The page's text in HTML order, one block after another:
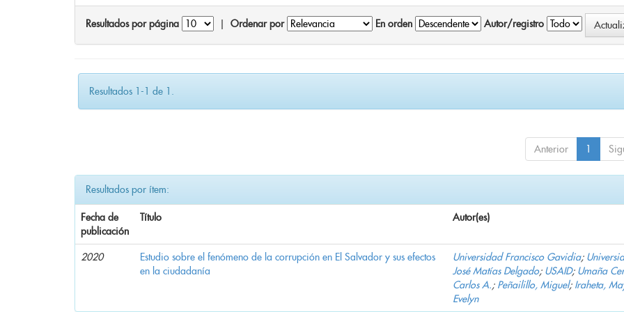
Resultados por página Ordenar por En orden Autor/registro
Resultados 1-1 de 1.
Anterior 1
Resultados por ítem:
Fecha de
publicación
Título Autor(es)
2020
Estudio sobre el fenómeno de la corrupción en El Salvador y sus efectos
en la ciudadanía
Universidad Francisco Gavidia;
José Matías Delgado; USAID; Umaña
Carlos A.; Peñailillo, Miguel; Iraheta,
Evelyn